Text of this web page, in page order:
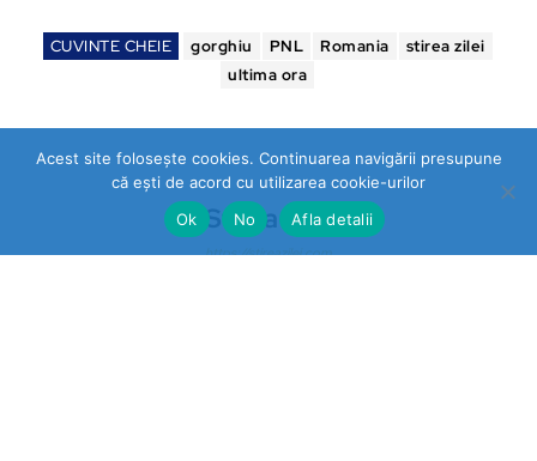
CUVINTE CHEIE gorghiu PNL Romania
stirea zilei
ultima ora
Stirea Zilei
https://stireazilei.com
Acest site folosește cookies. Continuarea navigării presupune
că ești de acord cu utilizarea cookie-urilor
Ok
No Afla detalii